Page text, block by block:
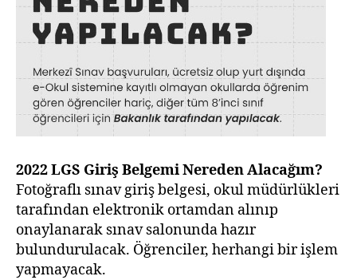
2022 LGS Giriş Belgemi Nereden Alacağım?
Fotoğraflı sınav giriş belgesi, okul müdürlükleri
tarafından elektronik ortamdan alınıp
onaylanarak sınav salonunda hazır
bulundurulacak. Öğrenciler, herhangi bir işlem
yapmayacak.